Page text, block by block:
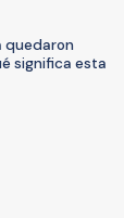
quedaron
significa esta